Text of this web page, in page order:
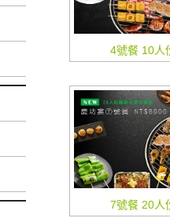
4號餐 10人
7號餐 20人